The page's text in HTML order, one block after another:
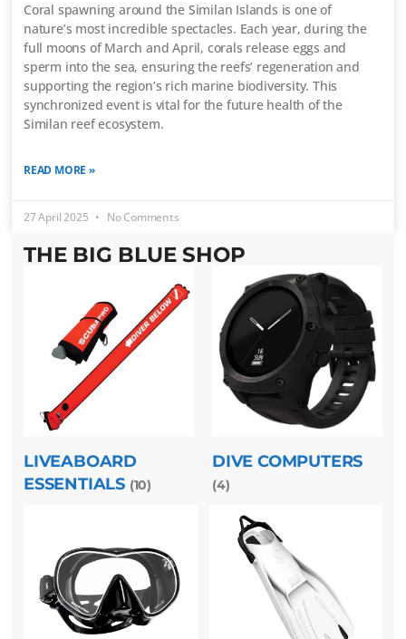
Coral spawning around the Similan Islands is one of
nature’s most incredible spectacles. Each year, during the
full moons of March and April, corals release eggs and
sperm into the sea, ensuring the reefs’ regeneration and
supporting the region’s rich marine biodiversity. This
synchronized event is vital for the future health of the
Similan reef ecosystem.
READ MORE »
27 April 2025 No Comments
THE BIG BLUE SHOP
LIVEABOARD
ESSENTIALS (10)
DIVE COMPUTERS
(4)